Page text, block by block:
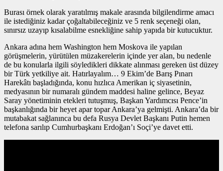
Burası örnek olarak yaratılmış makale arasında bilgilendirme amacı
ile istediğiniz kadar çoğaltabileceğiniz ve 5 renk seçeneği olan,
sınırsız uzayıp kısalabilme esnekliğine sahip yapıda bir kutucuktur.
Ankara adına hem Washington hem Moskova ile yapılan
görüşmelerin, yürütülen müzakerelerin içinde yer alan, bu nedenle
de bu konularla ilgili söyledikleri dikkate alınması gereken üst düzey
bir Türk yetkiliye ait. Hatırlayalım… 9 Ekim’de Barış Pınarı
Harekâtı başladığında, konu hızlıca Amerikan iç siyasetinin,
medyasının bir numaralı gündem maddesi haline gelince, Beyaz
Saray yönetiminin etekleri tutuşmuş, Başkan Yardımcısı Pence’in
başkanlığında bir heyet apar topar Ankara’ya gelmişti. Ankara’da bir
mutabakat sağlanınca bu defa Rusya Devlet Başkanı Putin hemen
telefona sarılıp Cumhurbaşkanı Erdoğan’ı Soçi’ye davet etti.